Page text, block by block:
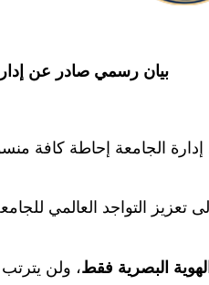
بيان رسمي صادر عن
إدارة الجامعة إحاطة
تعزيز التواجد العالمي
البصرية فقط، ولن